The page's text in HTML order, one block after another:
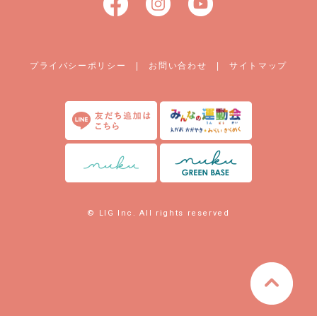
プライバシーポリシー | お問い合わせ |サイトマップ
© LIG Inc. All rights reserved